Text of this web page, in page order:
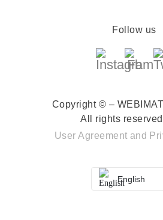
Follow us
Copyright © –
All rights
User Agreement and
English